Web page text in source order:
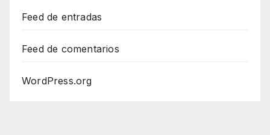
Feed de entradas
Feed de comentarios
WordPress.org